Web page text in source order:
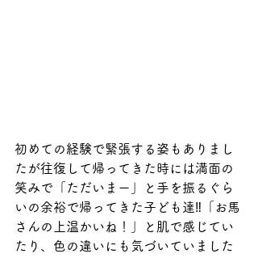
初めての経験で緊張する姿もありまし
たが往復して帰ってきた時には満面の
笑みで「ただいまー」と手を振るぐら
いの余裕で帰ってきた子ども達‼「お馬
さんの上温かいね！」と肌で感じてい
たり、色の違いにも気づいていました